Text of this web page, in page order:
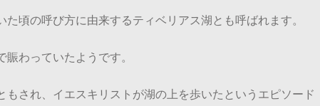
頃の呼び方に由来するティベリアス湖とも呼ばれます。
わっていたようです。
もされ、イエスキリストが湖の上を歩いたというエピソード